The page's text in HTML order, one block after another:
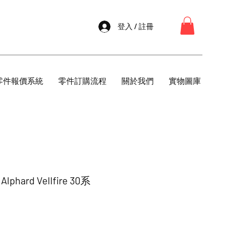
登入 / 註冊
件報價系統 零件訂購流程 關於我們 實物圖庫
Vellfire 30系